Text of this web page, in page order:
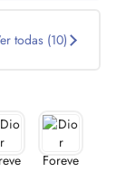
todas (10)